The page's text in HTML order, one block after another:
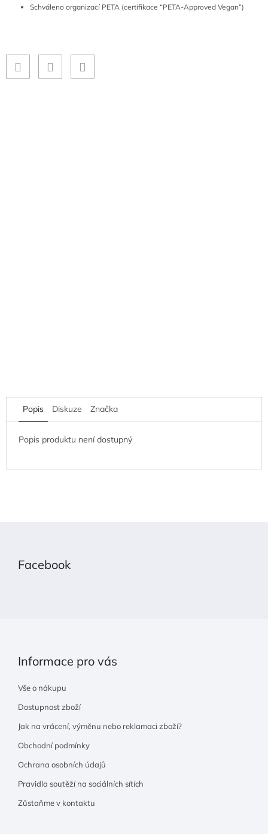
Schváleno organizací PETA (certifikace “PETA-Approved Vegan”)
Popis Diskuze Značka
Popis produktu není dostupný
Facebook
Informace pro vás
Vše o nákupu
Dostupnost zboží
Jak na vrácení, výměnu nebo reklamaci zboží?
Obchodní podmínky
Ochrana osobních údajů
Pravidla soutěží na sociálních sítích
Zůstaňme v kontaktu